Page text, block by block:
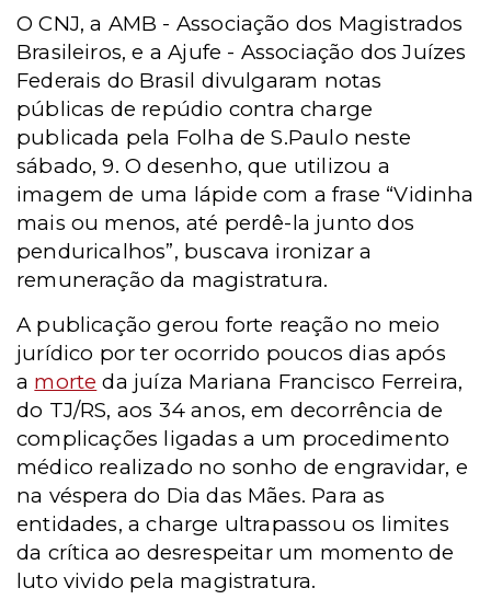
O CNJ, a AMB - Associação dos Magistrados
Brasileiros, e a Ajufe - Associação dos Juízes
Federais do Brasil divulgaram notas
públicas de repúdio contra charge
publicada pela Folha de S.Paulo neste
sábado, 9. O desenho, que utilizou a
imagem de uma lápide com a frase “Vidinha
mais ou menos, até perdê-la junto dos
penduricalhos”, buscava ironizar a
remuneração da magistratura.
A publicação gerou forte reação no meio
jurídico por ter ocorrido poucos dias após
a morte da juíza Mariana Francisco Ferreira,
do TJ/RS, aos 34 anos, em decorrência de
complicações ligadas a um procedimento
médico realizado no sonho de engravidar, e
na véspera do Dia das Mães. Para as
entidades, a charge ultrapassou os limites
da crítica ao desrespeitar um momento de
luto vivido pela magistratura.